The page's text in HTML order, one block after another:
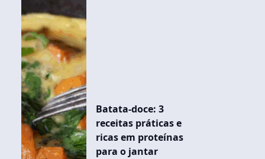
Batata-doce: 3
receitas práticas e
ricas em proteínas
para o jantar